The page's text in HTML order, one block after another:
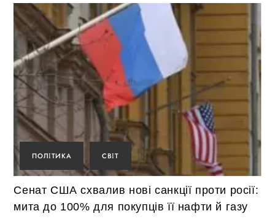
ПОЛІТИКА СВІТ
Сенат США схвалив нові санкції проти росії:
мита до 100% для покупців її нафти й газу